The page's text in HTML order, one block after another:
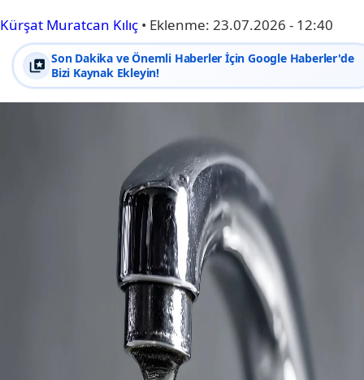
Kürşat Muratcan Kılıç • Eklenme: 23.07.2026 - 12:40
Son Dakika ve Önemli Haberler İçin Google Haberler'de
Bizi Kaynak Ekleyin!